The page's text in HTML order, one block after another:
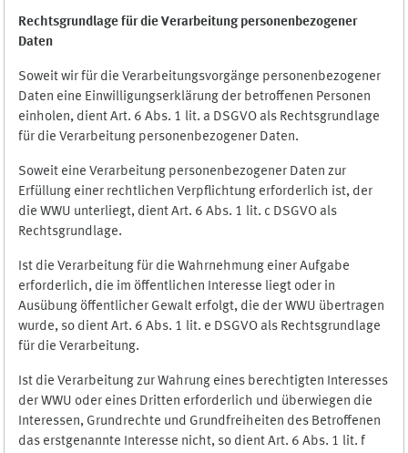
Rechtsgrundlage für die Verarbeitung personenbezogener
Daten
Soweit wir für die Verarbeitungsvorgänge personenbezogener
Daten eine Einwilligungserklärung der betroffenen Personen
einholen, dient Art. 6 Abs. 1 lit. a DSGVO als Rechtsgrundlage
für die Verarbeitung personenbezogener Daten.
Soweit eine Verarbeitung personenbezogener Daten zur
Erfüllung einer rechtlichen Verpflichtung erforderlich ist, der
die WWU unterliegt, dient Art. 6 Abs. 1 lit. c DSGVO als
Rechtsgrundlage.
Ist die Verarbeitung für die Wahrnehmung einer Aufgabe
erforderlich, die im öffentlichen Interesse liegt oder in
Ausübung öffentlicher Gewalt erfolgt, die der WWU übertragen
wurde, so dient Art. 6 Abs. 1 lit. e DSGVO als Rechtsgrundlage
für die Verarbeitung.
Ist die Verarbeitung zur Wahrung eines berechtigten Interesses
der WWU oder eines Dritten erforderlich und überwiegen die
Interessen, Grundrechte und Grundfreiheiten des Betroffenen
das erstgenannte Interesse nicht, so dient Art. 6 Abs. 1 lit. f